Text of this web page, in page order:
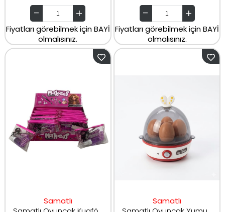
Fiyatları görebilmek için BAYİ
olmalısınız.
Fiyatları görebilmek için BAYİ
olmalısınız.
Samatlı
Samatlı